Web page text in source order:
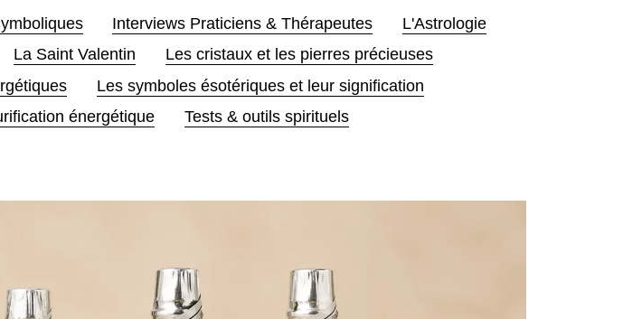
Interviews Praticiens & Thérapeutes
L'Astrologie
La Saint Valentin
Les cristaux et les pierres précieuses
Les symboles ésotériques et leur signification
énergétique Tests & outils spirituels